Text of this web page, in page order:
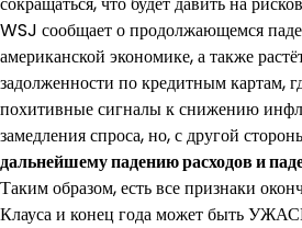
WSJ сообщает о продолжающемся
американской экономике, а также
задолженности по кредитным картам,
похитивные сигналы к снижению
замедления спроса, но, с другой
дальнейшему падению расходов и
Таким образом, есть все признаки
Клауса и конец года может быть